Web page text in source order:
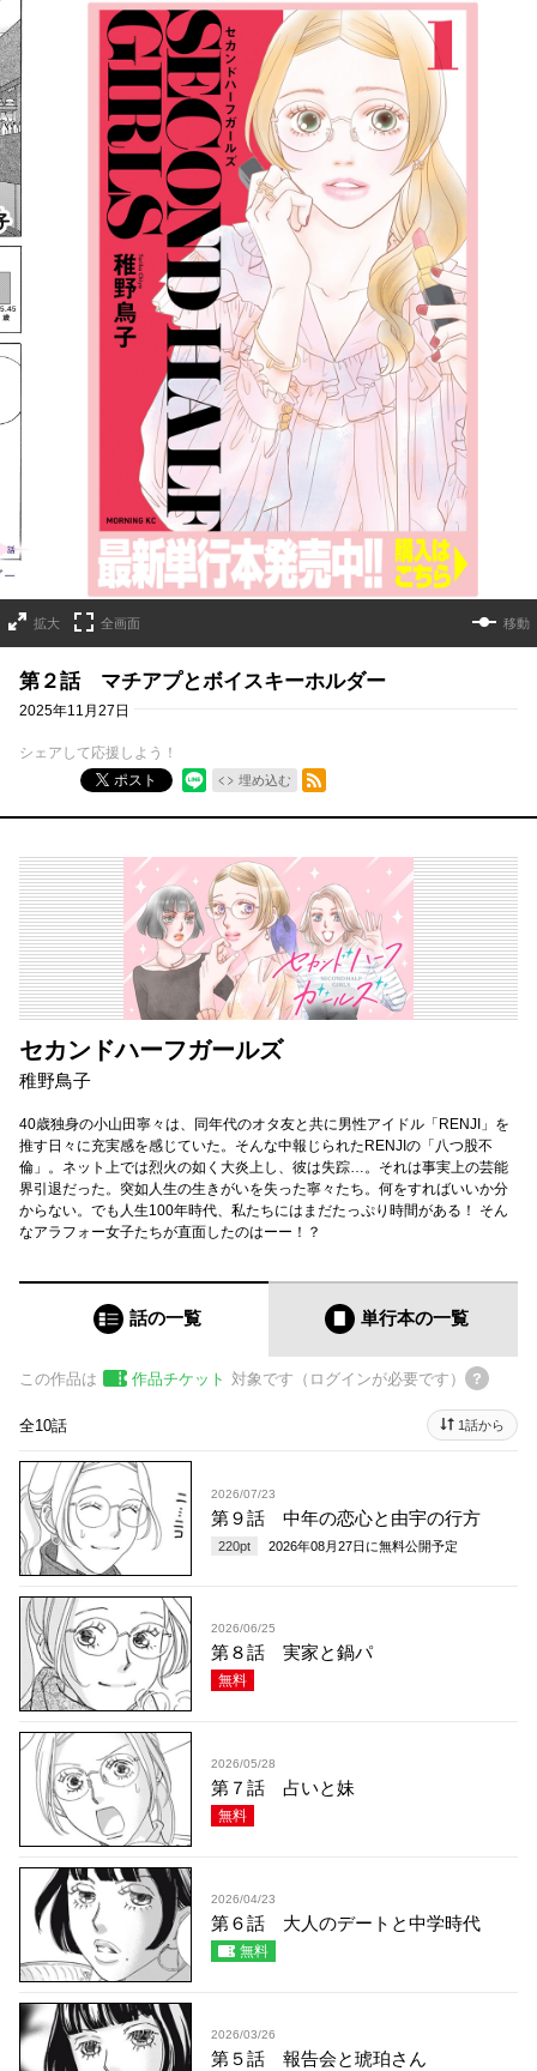
詳細ページへのリンク
拡大 全画面 移動
第２話 マチアプとボイスキーホルダー
2025年11月27日
シェアして応援しよう！
ポスト
埋め込む
RSSフィード
セカンドハーフガールズ
稚野鳥子
40歳独身の小山田寧々は、同年代のオタ友と共に男性アイドル「RENJI」を
推す日々に充実感を感じていた。そんな中報じられたRENJIの「八つ股不
倫」。ネット上では烈火の如く大炎上し、彼は失踪…。それは事実上の芸能
界引退だった。突如人生の生きがいを失った寧々たち。何をすればいいか分
からない。でも人生100年時代、私たちにはまだたっぷり時間がある！ そん
なアラフォー女子たちが直面したのはーー！？
話の一覧 単行本の一覧
この作品は 作品チケット 対象です（ログインが必要です）
全10話 1話から
2026/07/23
第９話 中年の恋心と由宇の行方
220pt 2026年08月27日 に無料公開予定
2026/06/25
第８話 実家と鍋パ
無料
2026/05/28
第７話 占いと妹
無料
2026/04/23
第６話 大人のデートと中学時代
無料
2026/03/26
第５話 報告会と琥珀さん